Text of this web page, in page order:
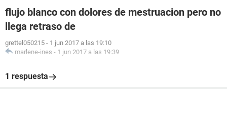
flujo blanco con dolores de mestruacion pero no
llega retraso de
grettel050215 - 1 jun 2017 a las 19:10
marlene-ines - 1 jun 2017 a las 19:39
1 respuesta